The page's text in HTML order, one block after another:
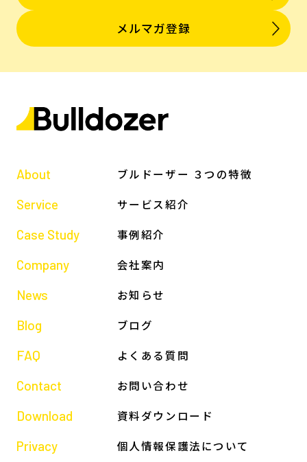
メルマガ登録
About ブルドーザー ３つの特徴
Service サービス紹介
Case Study 事例紹介
Company 会社案内
News お知らせ
Blog ブログ
FAQ よくある質問
Contact お問い合わせ
Download 資料ダウンロード
Privacy 個人情報保護法について